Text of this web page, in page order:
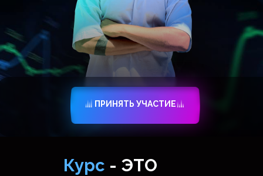
Курс - ЭТО